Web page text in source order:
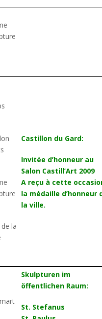
la
Castillon du Gard:
Invitée d’honneur au
Salon Castill’Art 2009
A reçu à cette
la médaille d’honneur
la ville.
Skulpturen im
öffentlichen Raum:
St. Stefanus